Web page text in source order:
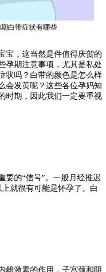
白带症状有哪些
宝，这当然是件值得庆贺的
孕期注意事项，尤其是私处
状吗？白带的颜色是怎么样
会发黄呢？这些各位孕妈知
时期，因此我们一定要重视
要的“信号”。一般月经推迟
就很有可能是怀孕了。白
雌激素的作用，子宫颈和阴